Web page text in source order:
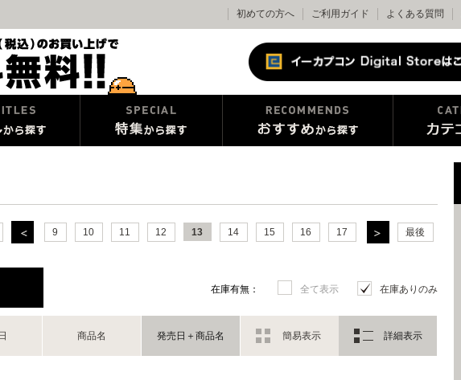
初めての方へ ご利用ガイド よくある質問
9 10 11 12 13 14 15 16 17 最後
在庫有無： 全て表示 在庫ありのみ
商品名 発売日＋商品名 簡易表示 詳細表示